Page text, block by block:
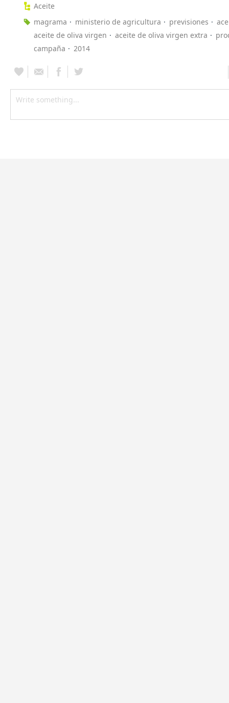
Aceite
magrama
ministerio de agricultura previsiones
aceite de oliva virgen
aceite de oliva virgen extra
campaña
2014